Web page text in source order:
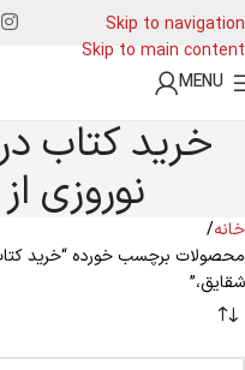
Skip to navigation
Skip to main content
MENU
خرید کتاب
نوروزی
خانه
محصولات برچسب خورده “خرید کتاب
شقایق،”